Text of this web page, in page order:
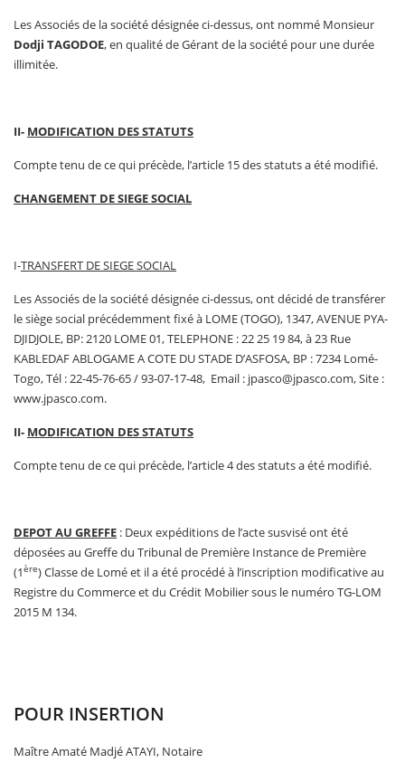
Les Associés de la société désignée ci-dessus, ont nommé Monsieur
Dodji TAGODOE, en qualité de Gérant de la société pour une durée
illimitée.
II- MODIFICATION DES STATUTS
Compte tenu de ce qui précède, l’article 15 des statuts a été modifié.
CHANGEMENT DE SIEGE SOCIAL
I-TRANSFERT DE SIEGE SOCIAL
Les Associés de la société désignée ci-dessus, ont décidé de transférer
le siège social précédemment fixé à LOME (TOGO), 1347, AVENUE PYA-
DJIDJOLE, BP: 2120 LOME 01, TELEPHONE : 22 25 19 84, à 23 Rue
KABLEDAF ABLOGAME A COTE DU STADE D’ASFOSA, BP : 7234 Lomé-
Togo, Tél : 22-45-76-65 / 93-07-17-48, Email : jpasco@jpasco.com, Site :
www.jpasco.com.
II- MODIFICATION DES STATUTS
Compte tenu de ce qui précède, l’article 4 des statuts a été modifié.
DEPOT AU GREFFE : Deux expéditions de l’acte susvisé ont été
déposées au Greffe du Tribunal de Première Instance de Première
(1ère) Classe de Lomé et il a été procédé à l’inscription modificative au
Registre du Commerce et du Crédit Mobilier sous le numéro TG-LOM
2015 M 134.
POUR INSERTION
Maître Amaté Madjé ATAYI, Notaire